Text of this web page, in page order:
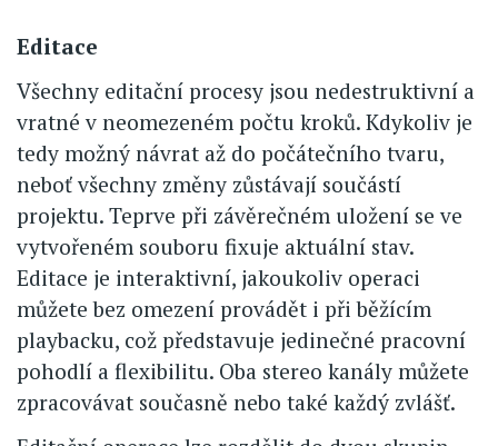
Editace
Všechny editační procesy jsou nedestruktivní a
vratné v neomezeném počtu kroků. Kdykoliv je
tedy možný návrat až do počátečního tvaru,
neboť všechny změny zůstávají součástí
projektu. Teprve při závěrečném uložení se ve
vytvořeném souboru fixuje aktuální stav.
Editace je interaktivní, jakoukoliv operaci
můžete bez omezení provádět i při běžícím
playbacku, což představuje jedinečné pracovní
pohodlí a flexibilitu. Oba stereo kanály můžete
zpracovávat současně nebo také každý zvlášť.